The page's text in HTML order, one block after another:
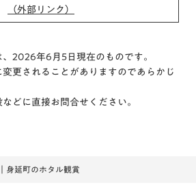
（外部リンク）
2026年6月5日現在のものです。
更されることがありますのであらかじ
どに直接お問合せください。
身延町のホタル観賞